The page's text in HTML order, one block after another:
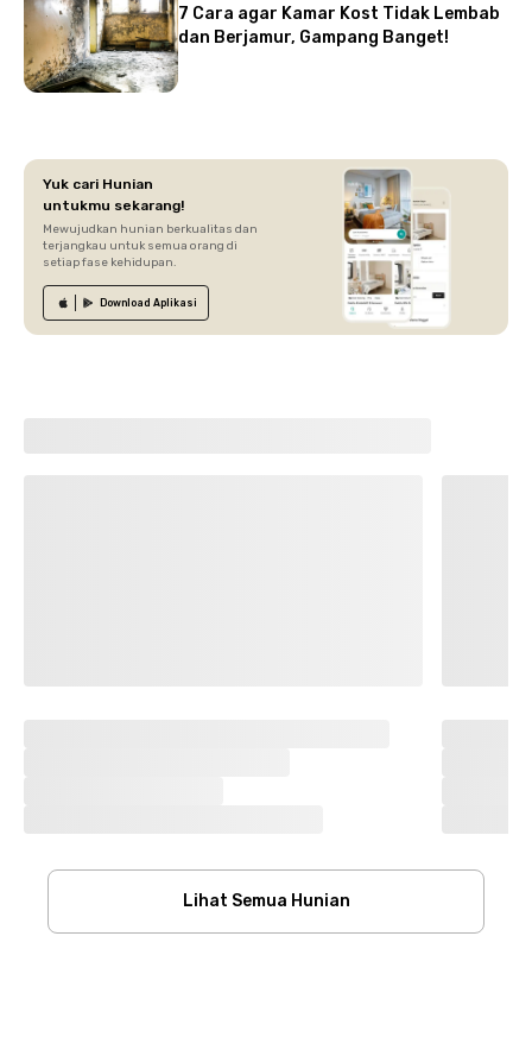
7 Cara agar Kamar Kost Tidak Lembab
dan Berjamur, Gampang Banget!
Yuk cari Hunian
untukmu sekarang!
Mewujudkan hunian berkualitas dan
terjangkau untuk semua orang di
setiap fase kehidupan.
Download Aplikasi
Lihat Semua Hunian